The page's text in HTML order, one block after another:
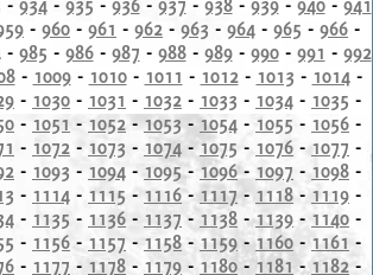
- 960 - 961 - 962 - 963 - 964 - 965 - 966 -
- 985 - 986- 987 - 988- 989- 990- 991 - 992
- 1009- 1010- 1011 - 1012- 1013 - 1014-
- 1030 - 1031 - 1032 - 1033 - 1034 - 1035 -
- 1051 - 1052 - 1053 - 1054 - 1055 - 1056 -
- 1072 - 1073 - 1074 -1075 - 1076 -1077 -
- 1093 - 1094 - 1095- 1096- 1097 -1098 -
- 1114 - 1115 - 1116- 1117 - 1118 - 1119 -
- 1135 - 1136 - 1137 - 1138 -1139 - 1140 -
- 1156 - 1157 - 1158 - 1159 -1160 - 1161 -
- 1177 - 1178 - 1179 - 1180 - 1181 -1182 -